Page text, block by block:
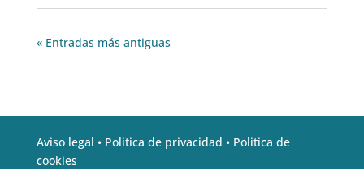
« Entradas más antiguas
Aviso legal • Politica de privacidad • Politica de
cookies